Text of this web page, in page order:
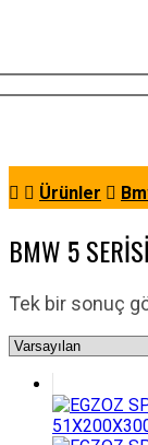
Ürünler
BMW 5
Tek bir sonuç